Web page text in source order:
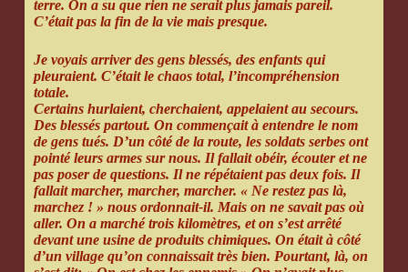
terre. On a su que rien ne serait plus jamais pareil.
C’était pas la fin de la vie mais presque.
Je voyais arriver des gens blessés, des enfants qui
pleuraient. C’était le chaos total, l’incompréhension
totale.
Certains hurlaient, cherchaient, appelaient au secours.
Des blessés partout. On commençait à entendre le nom
de gens tués. D’un côté de la route, les soldats serbes ont
pointé leurs armes sur nous. Il fallait obéir, écouter et ne
pas poser de questions. Il ne répétaient pas deux fois. Il
fallait marcher, marcher, marcher. « Ne restez pas là,
marchez ! » nous ordonnait-il. Mais on ne savait pas où
aller. On a marché trois kilomètres, et on s’est arrêté
devant une usine de produits chimiques. On était à côté
d’un village qu’on connaissait très bien. Pourtant, là, on